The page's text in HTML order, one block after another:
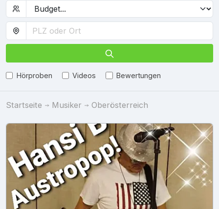
Hörproben Videos Bewertungen
Startseite Musiker Oberösterreich